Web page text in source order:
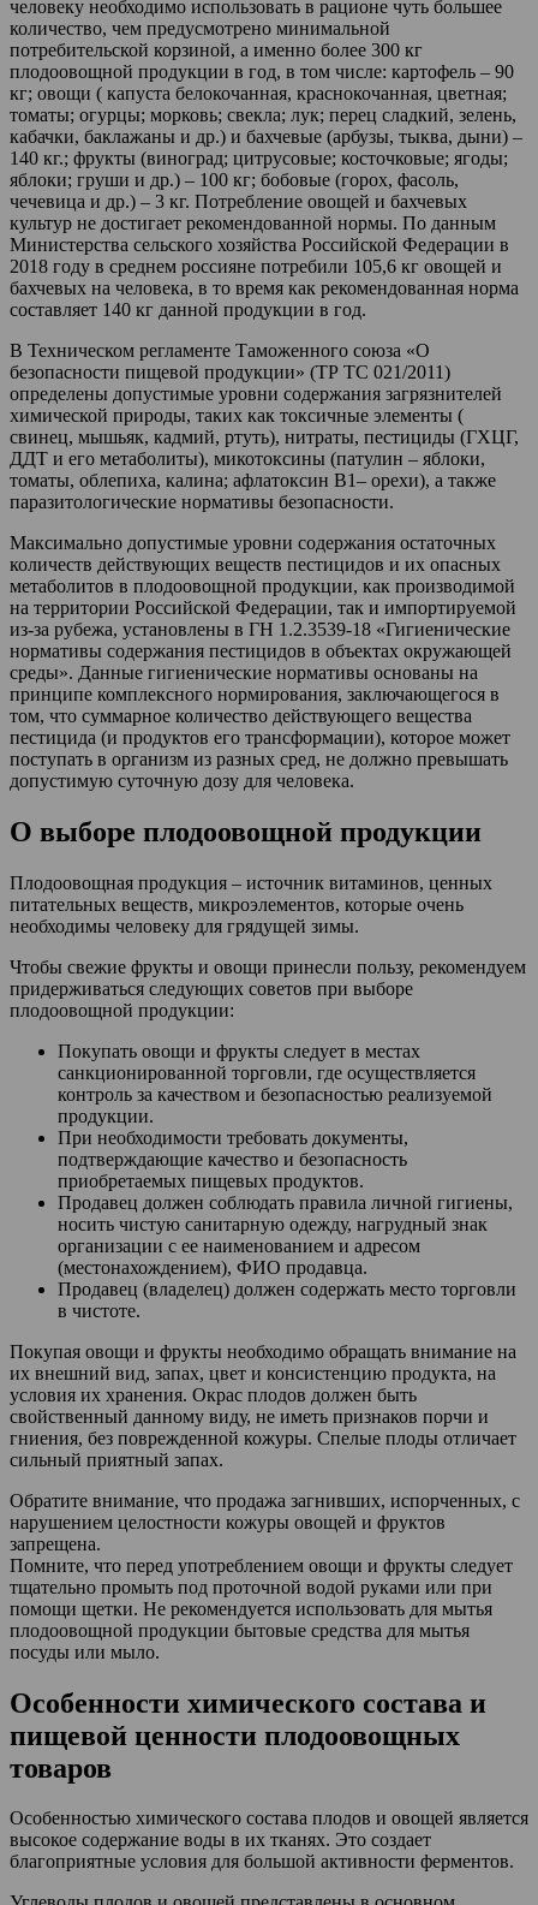
человеку необходимо использовать в рационе чуть большее
количество, чем предусмотрено минимальной
потребительской корзиной, а именно более 300 кг
плодоовощной продукции в год, в том числе: картофель – 90
кг; овощи ( капуста белокочанная, краснокочанная, цветная;
томаты; огурцы; морковь; свекла; лук; перец сладкий, зелень,
кабачки, баклажаны и др.) и бахчевые (арбузы, тыква, дыни) –
140 кг.; фрукты (виноград; цитрусовые; косточковые; ягоды;
яблоки; груши и др.) – 100 кг; бобовые (горох, фасоль,
чечевица и др.) – 3 кг. Потребление овощей и бахчевых
культур не достигает рекомендованной нормы. По данным
Министерства сельского хозяйства Российской Федерации в
2018 году в среднем россияне потребили 105,6 кг овощей и
бахчевых на человека, в то время как рекомендованная норма
составляет 140 кг данной продукции в год.
В Техническом регламенте Таможенного союза «О
безопасности пищевой продукции» (ТР ТС 021/2011)
определены допустимые уровни содержания загрязнителей
химической природы, таких как токсичные элементы (
свинец, мышьяк, кадмий, ртуть), нитраты, пестициды (ГХЦГ,
ДДТ и его метаболиты), микотоксины (патулин – яблоки,
томаты, облепиха, калина; афлатоксин В1– орехи), а также
паразитологические нормативы безопасности.
Максимально допустимые уровни содержания остаточных
количеств действующих веществ пестицидов и их опасных
метаболитов в плодоовощной продукции, как производимой
на территории Российской Федерации, так и импортируемой
из-за рубежа, установлены в ГН 1.2.3539-18 «Гигиенические
нормативы содержания пестицидов в объектах окружающей
среды». Данные гигиенические нормативы основаны на
принципе комплексного нормирования, заключающегося в
том, что суммарное количество действующего вещества
пестицида (и продуктов его трансформации), которое может
поступать в организм из разных сред, не должно превышать
допустимую суточную дозу для человека.
О выборе плодоовощной продукции
Плодоовощная продукция – источник витаминов, ценных
питательных веществ, микроэлементов, которые очень
необходимы человеку для грядущей зимы.
Чтобы свежие фрукты и овощи принесли пользу, рекомендуем
придерживаться следующих советов при выборе
плодоовощной продукции:
Покупать овощи и фрукты следует в местах
санкционированной торговли, где осуществляется
контроль за качеством и безопасностью реализуемой
продукции.
При необходимости требовать документы,
подтверждающие качество и безопасность
приобретаемых пищевых продуктов.
Продавец должен соблюдать правила личной гигиены,
носить чистую санитарную одежду, нагрудный знак
организации с ее наименованием и адресом
(местонахождением), ФИО продавца.
Продавец (владелец) должен содержать место торговли
в чистоте.
Покупая овощи и фрукты необходимо обращать внимание на
их внешний вид, запах, цвет и консистенцию продукта, на
условия их хранения. Окрас плодов должен быть
свойственный данному виду, не иметь признаков порчи и
гниения, без поврежденной кожуры. Спелые плоды отличает
сильный приятный запах.
Обратите внимание, что продажа загнивших, испорченных, с
нарушением целостности кожуры овощей и фруктов
запрещена.
Помните, что перед употреблением овощи и фрукты следует
тщательно промыть под проточной водой руками или при
помощи щетки. Не рекомендуется использовать для мытья
плодоовощной продукции бытовые средства для мытья
посуды или мыло.
Особенности химического состава и
пищевой ценности плодоовощных
товаров
Особенностью химического состава плодов и овощей является
высокое содержание воды в их тканях. Это создает
благоприятные условия для большой активности ферментов.